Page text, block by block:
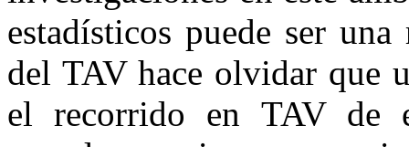
estadísticos puede ser
del TAV hace olvidar que
el recorrido en TAV de